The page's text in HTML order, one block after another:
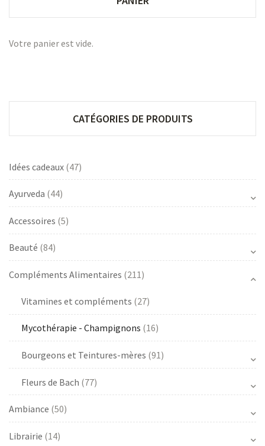
Votre panier est vide.
CATÉGORIES DE PRODUITS
Idées cadeaux (47)
Ayurveda (44)
Accessoires (5)
Beauté (84)
Compléments Alimentaires (211)
Vitamines et compléments (27)
Mycothérapie - Champignons (16)
Bourgeons et Teintures-mères (91)
Fleurs de Bach (77)
Ambiance (50)
Librairie (14)